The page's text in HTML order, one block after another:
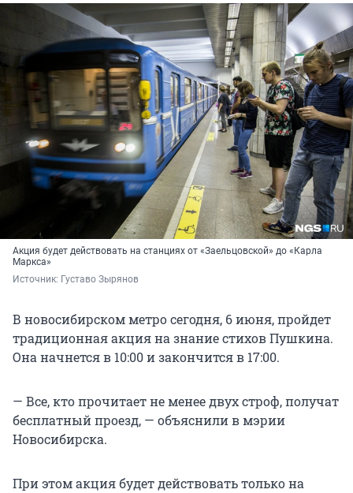
Акция будет действовать на станциях от «Заельцовской» до «Карла
Маркса»
Источник: Густаво Зырянов
В новосибирском метро сегодня, 6 июня, пройдет
традиционная акция на знание стихов Пушкина.
Она начнется в 10:00 и закончится в 17:00.
— Все, кто прочитает не менее двух строф, получат
бесплатный проезд, — объяснили в мэрии
Новосибирска.
При этом акция будет действовать только на